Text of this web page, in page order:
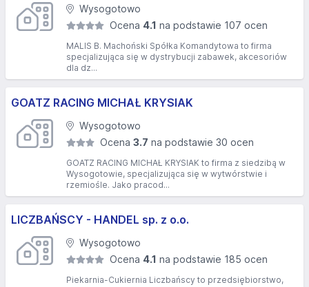
Wysogotowo
Ocena 4.1 na podstawie 107 ocen
MALIS B. Machoński Spółka Komandytowa to firma
specjalizująca się w dystrybucji zabawek, akcesoriów
dla dz...
GOATZ RACING MICHAŁ KRYSIAK
Wysogotowo
Ocena3.7 na podstawie 30 ocen
GOATZ RACING MICHAŁ KRYSIAK to firma z siedzibą w
Wysogotowie, specjalizująca się w wytwórstwie i
rzemiośle. Jako pracod...
LICZBAŃSCY - HANDEL sp. z o.o.
Wysogotowo
Ocena 4.1 na podstawie 185 ocen
Piekarnia-Cukiernia Liczbańscy to przedsiębiorstwo,